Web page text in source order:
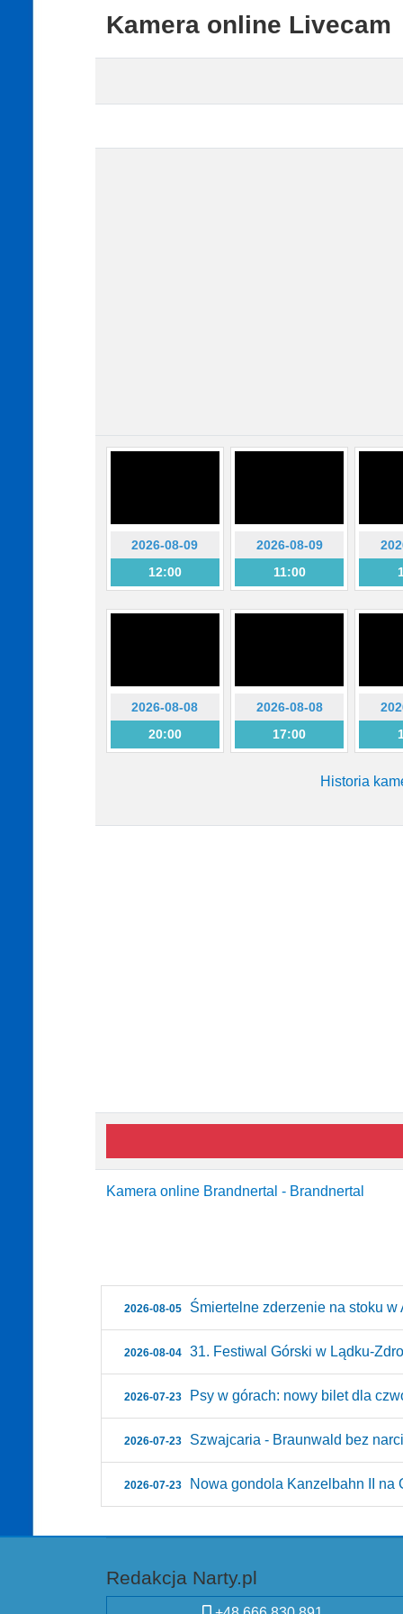
Kamera online Livecam
2026-08-09
12:00
2026-08-09
11:00
2026-08-08
20:00
2026-08-08
17:00
Historia
Kamera online Brandnertal - Brandnertal
2026-08-05 Śmiertelne zderzenie na stoku w
2026-08-04 31. Festiwal Górski w Lądku-
2026-07-23 Psy w górach: nowy bilet dla
2026-07-23 Szwajcaria - Braunwald bez
2026-07-23 Nowa gondola Kanzelbahn II na
Redakcja Narty.pl